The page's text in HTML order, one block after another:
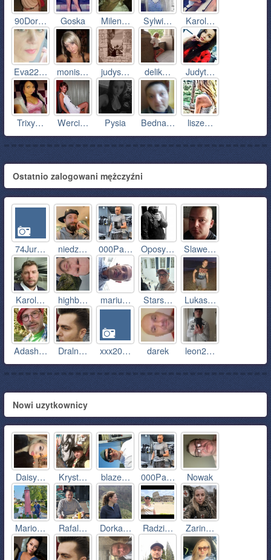
90Dor… Goska Milen… Sylwi… Karol…
Eva22… monis… judys… delik… Judyt…
Trixy… Werci… Pysia Bedna… lisze…
Ostatnio zalogowani mężczyźni
74Jur… niedz… 000Pa… Oposy… Slawe…
Karol… highb… mariu… Stars… Lukas…
Adash… Draln… xxx20… darek leon2…
Nowi uzytkownicy
Daisy… Kryst… blaze… 000Pa… Nowak
Mario… Rafal… Dorka… Radzi… Zarin…